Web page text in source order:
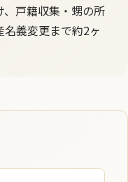
戸籍収集・甥の所
義変更まで約2ヶ